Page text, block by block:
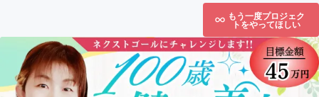
もう一度プロジェク
トをやってほしい